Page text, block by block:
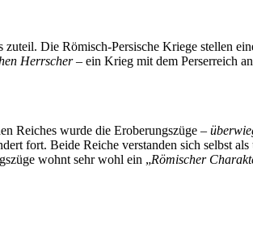
Die Römisch-Persische Kriege stellen
Herrscher– ein Krieg mit dem Perserreich
Reiches wurde die Eroberungszüge –
fort. Beide Reiche verstanden sich selbst
wohnt sehr wohl ein „Römischer